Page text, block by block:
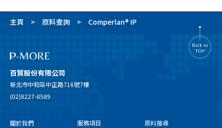
主頁 原料查詢 Comperlan® IP
百貿股份有限公司
新北市中和區中正路716號7樓
(02)8227-8589
關於我們
服務項目
原料搜尋